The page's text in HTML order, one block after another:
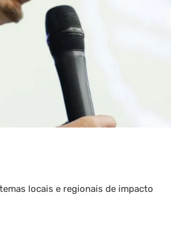
locais e regionais de impacto